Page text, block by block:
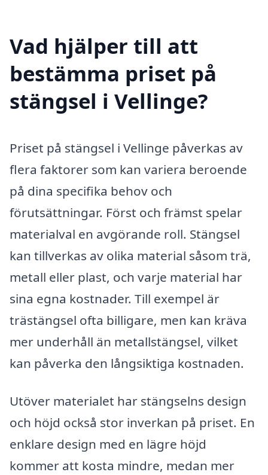
Vad hjälper till att
bestämma priset på
stängsel i Vellinge?
Priset på stängsel i Vellinge påverkas av
flera faktorer som kan variera beroende
på dina specifika behov och
förutsättningar. Först och främst spelar
materialval en avgörande roll. Stängsel
kan tillverkas av olika material såsom trä,
metall eller plast, och varje material har
sina egna kostnader. Till exempel är
trästängsel ofta billigare, men kan kräva
mer underhåll än metallstängsel, vilket
kan påverka den långsiktiga kostnaden.
Utöver materialet har stängselns design
och höjd också stor inverkan på priset. En
enklare design med en lägre höjd
kommer att kosta mindre, medan mer